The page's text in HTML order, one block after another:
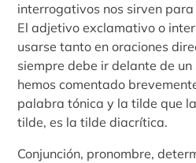
interrogativos nos sirven
El adjetivo exclamativo o
usarse tanto en oraciones
siempre debe ir delante de
hemos comentado
palabra tónica y la tilde que
tilde, es la tilde diacrítica.
Conjunción, pronombre,